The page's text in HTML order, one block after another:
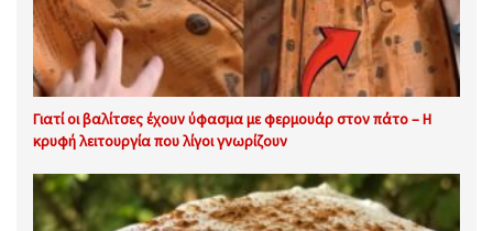
Γιατί οι βαλίτσες έχουν ύφασμα με φερμουάρ στον πάτο – Η
κρυφή λειτουργία που λίγοι γνωρίζουν